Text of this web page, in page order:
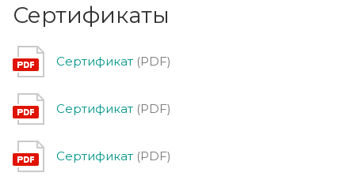
Сертификаты
Сертификат (PDF)
Сертификат (PDF)
Сертификат (PDF)